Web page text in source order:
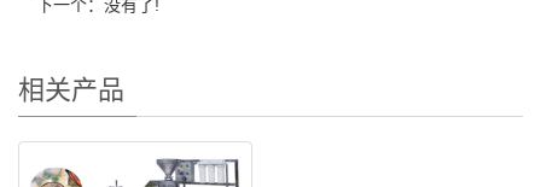
下一个：没有了!
相关产品